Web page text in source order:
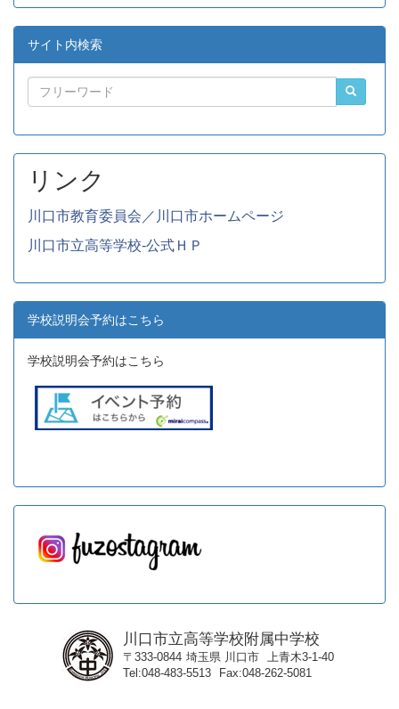
サイト内検索
リンク
川口市教育委員会／川口市ホームページ
川口市立高等学校-公式ＨＰ
学校説明会予約はこちら
学校説明会予約はこちら
川口市立高等学校附属中学校
〒333-0844 埼玉県 川口市
上青木3-1-40
Tel 048-483-5513 Fax 048-262-5081